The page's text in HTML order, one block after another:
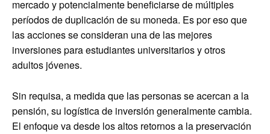
mercado y potencialmente beneficiarse de múltiples
períodos de duplicación de su moneda. Es por eso que
las acciones se consideran una de las mejores
inversiones para estudiantes universitarios y otros
adultos jóvenes.
Sin requisa, a medida que las personas se acercan a la
pensión, su logística de inversión generalmente cambia.
El enfoque va desde los altos retornos a la preservación